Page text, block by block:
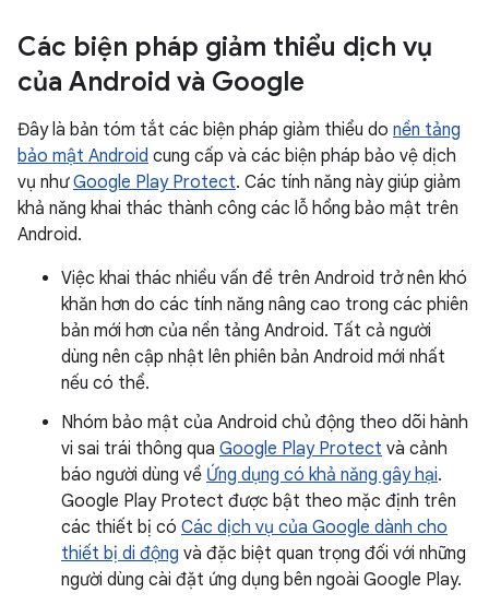
Các biện pháp giảm thiểu dịch vụ
của Android và Google
Đây là bản tóm tắt các biện pháp giảm thiểu do nền tảng
bảo mật Android cung cấp và các biện pháp bảo vệ dịch
vụ nhưGoogle Play Protect. Các tính năng này giúp giảm
khả năng khai thác thành công các lỗ hổng bảo mật trên
Android.
Việc khai thác nhiều vấn đề trên Android trở nên khó
khăn hơn do các tính năng nâng cao trong các phiên
bản mới hơn của nền tảng Android. Tất cả người
dùng nên cập nhật lên phiên bản Android mới nhất
nếu có thể.
Nhóm bảo mật của Android chủ động theo dõi hành
vi sai trái thông qua Google Play Protect và cảnh
báo người dùng về Ứng dụng có khả năng gây hại.
Google Play Protect được bật theo mặc định trên
các thiết bị có Các dịch vụ của Google dành cho
thiết bị di động và đặc biệt quan trọng đối với những
người dùng cài đặt ứng dụng bên ngoài Google Play.